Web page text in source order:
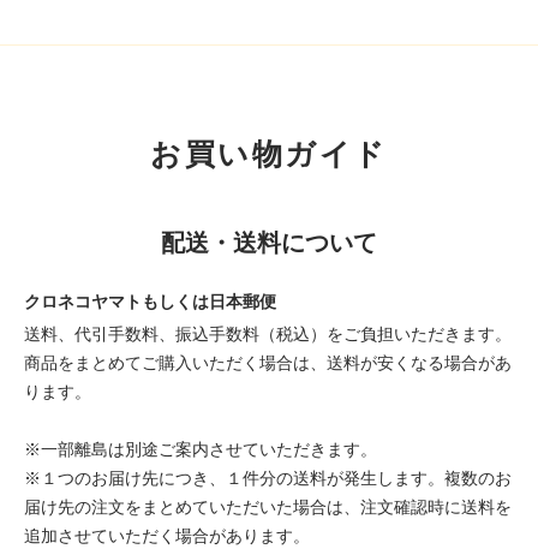
お買い物ガイド
配送・送料について
クロネコヤマトもしくは日本郵便
送料、代引手数料、振込手数料（税込）をご負担いただきます。
商品をまとめてご購入いただく場合は、送料が安くなる場合があ
ります。
※一部離島は別途ご案内させていただきます。
※１つのお届け先につき、１件分の送料が発生します。複数のお
届け先の注文をまとめていただいた場合は、注文確認時に送料を
追加させていただく場合があります。